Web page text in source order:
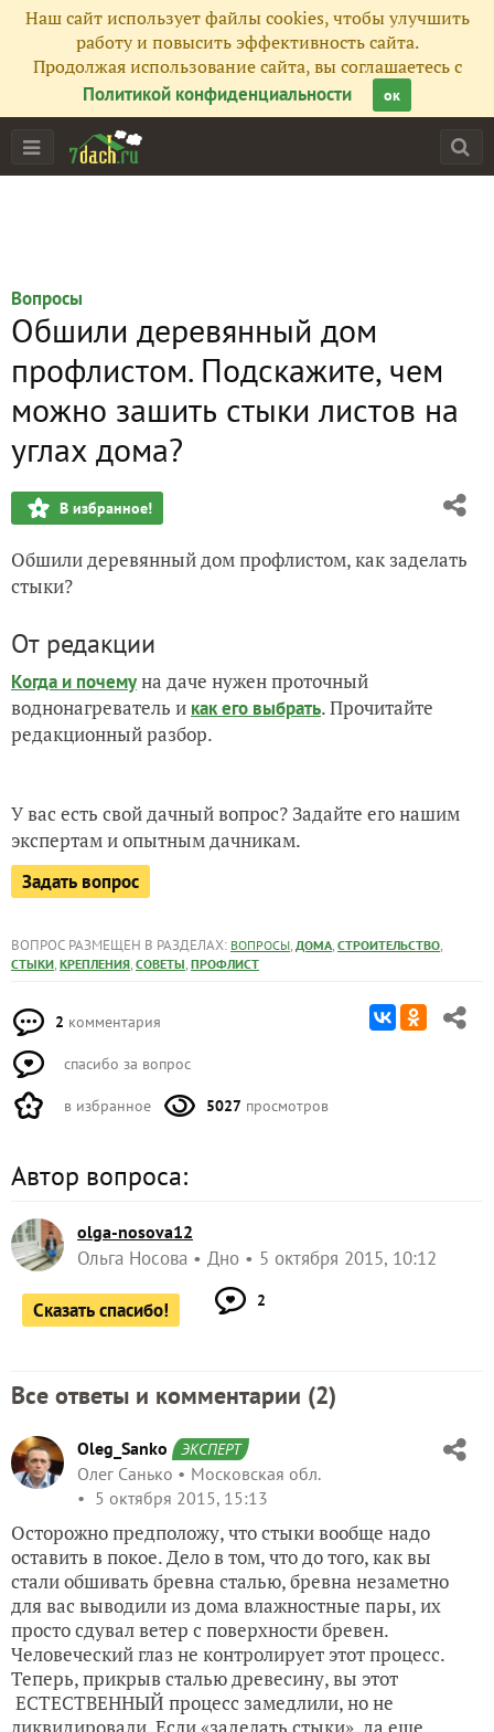
Наш сайт использует файлы cookies, чтобы улучшить
работу и повысить эффективность сайта.
Продолжая использование сайта, вы соглашаетесь с
Политикой конфиденциальности
ок
Вопросы
Обшили деревянный дом
профлистом. Подскажите, чем
можно зашить стыки листов на
углах дома?
В избранное!
Обшили деревянный дом профлистом, как заделать
стыки?
От редакции
Когда и почемуна даче нужен проточный
воднонагреватель и как его выбрать. Прочитайте
редакционный разбор.
У вас есть свой дачный вопрос? Задайте его нашим
экспертам и опытным дачникам.
Задать вопрос
ВОПРОС РАЗМЕЩЕН В РАЗДЕЛАХ: ВОПРОСЫ, ДОМА, СТРОИТЕЛЬСТВО,
СТЫКИ, КРЕПЛЕНИЯ, СОВЕТЫ, ПРОФЛИСТ
2 комментария
спасибо за вопрос
в избранное 5027 просмотров
Автор вопроса:
olga-nosova12
Ольга Носова Дно 5 октября 2015, 10:12
Сказать спасибо! 2
Все ответы и комментарии (2)
Oleg_Sanko ЭКСПЕРТ
Олег Санько
Московская обл.
5 октября 2015, 15:13
Осторожно предположу, что стыки вообще надо
оставить в покое. Дело в том, что до того, как вы
стали обшивать бревна сталью, бревна незаметно
для вас выводили из дома влажностные пары, их
просто сдувал ветер с поверхности бревен.
Человеческий глаз не контролирует этот процесс.
Теперь, прикрыв сталью древесину, вы этот
ЕСТЕСТВЕННЫЙ процесс замедлили, но не